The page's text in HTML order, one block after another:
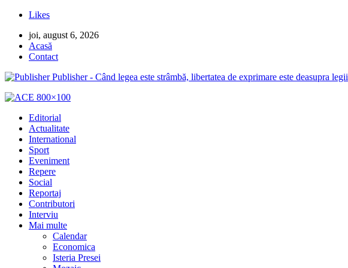
Likes
joi, august 6, 2026
Acasă
Contact
Publisher - Când legea este strâmbă, libertatea de exprimare este deasupra legii
Editorial
Actualitate
International
Sport
Eveniment
Repere
Social
Reportaj
Contributori
Interviu
Mai multe
Calendar
Economica
Isteria Presei